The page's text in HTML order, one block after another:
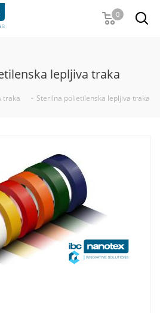
0
lepljiva traka
traka - Sterilna polietilenska lepljiva traka